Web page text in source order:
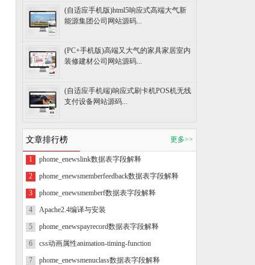
(自适应手机版)html5响应式高端大气新
能源集团公司网站源码...
(PC+手机版)高端又大气的家具家居室内
装修建材公司网站源码...
(自适应手机端)响应式刷卡机POS机无线
支付设备网站源码...
文章排行榜 更多>>
1
phome_enewslink数据表字段解释
2
phome_enewsmemberfeedback数据表字段解释
3
phome_enewsmemberf数据表字段解释
4
Apache2.4编译与安装
5
phome_enewspayrecord数据表字段解释
6
css动画属性animation-timing-function
7
phome_enewsmenuclass数据表字段解释